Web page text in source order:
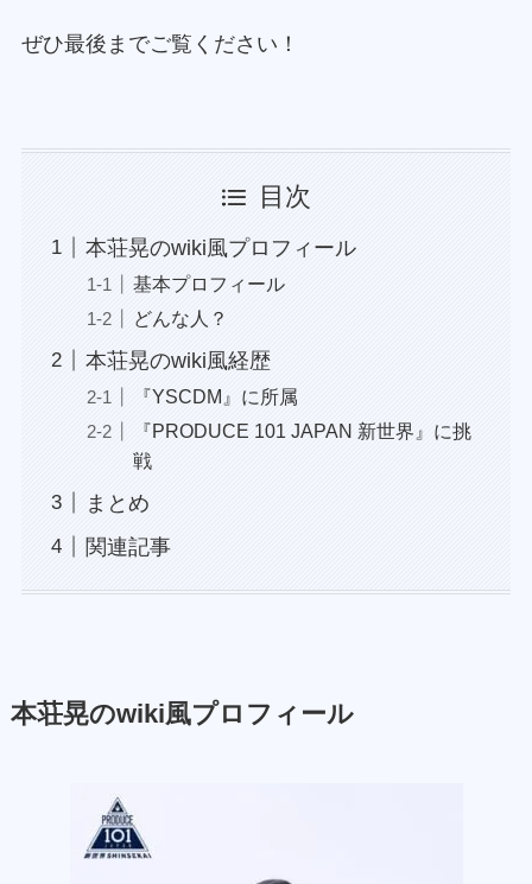
ぜひ最後までご覧ください！
目次
本荘晃のwiki風プロフィール
基本プロフィール
どんな人？
本荘晃のwiki風経歴
『YSCDM』に所属
『PRODUCE 101 JAPAN 新世界』に挑
戦
まとめ
関連記事
本荘晃のwiki風プロフィール